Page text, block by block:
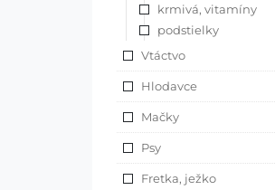
krmivá, vitamíny
podstielky
Vtáctvo
Hlodavce
Mačky
Psy
Fretka, ježko